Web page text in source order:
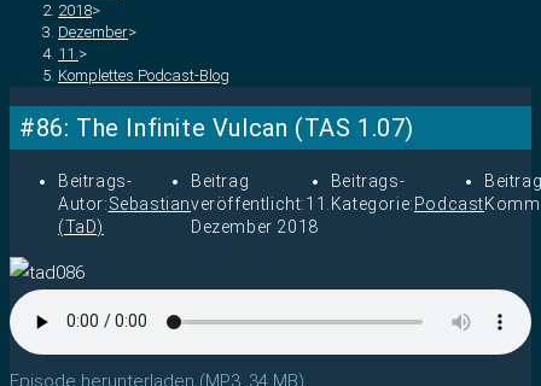
2018>
Dezember>
11. >
Komplettes Podcast-Blog
#86: The Infinite Vulcan (TAS 1.07)
Beitrags-
Autor:Sebastian
(TaD)
Beitrag
veröffentlicht:11.
Dezember 2018
Beitrags-
Kategorie: Podcast
Episode herunterladen (MP3, 34 MB)